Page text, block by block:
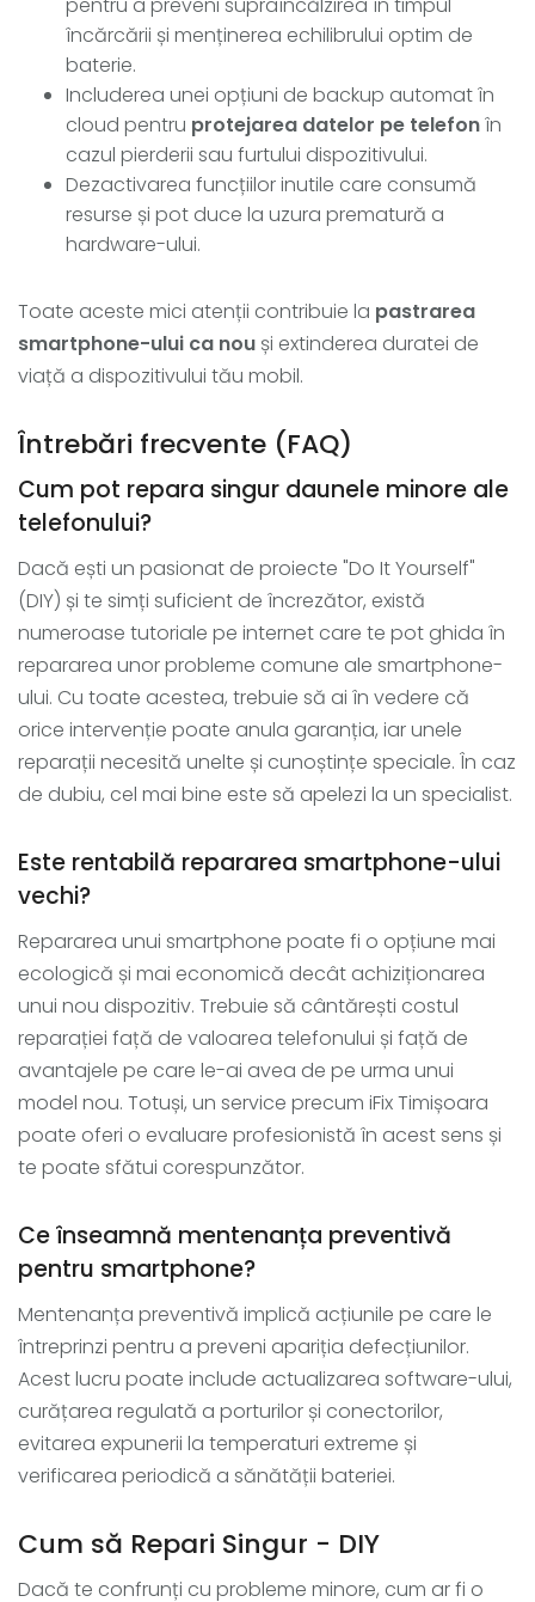
încărcării și menținerea echilibrului optim de
baterie.
Includerea unei opțiuni de backup automat în
cloud pentru protejarea datelor pe telefonîn
cazul pierderii sau furtului dispozitivului.
Dezactivarea funcțiilor inutile care consumă
resurse și pot duce la uzura prematură a
hardware-ului.
Toate aceste mici atenții contribuie la pastrarea
smartphone-ului ca nou și extinderea duratei de
viață a dispozitivului tău mobil.
Întrebări frecvente (FAQ)
Cum pot repara singur daunele minore ale
telefonului?
Dacă ești un pasionat de proiecte "Do It Yourself"
(DIY) și te simți suficient de încrezător, există
numeroase tutoriale pe internet care te pot ghida în
repararea unor probleme comune ale smartphone-
ului. Cu toate acestea, trebuie să ai în vedere că
orice intervenție poate anula garanția, iar unele
reparații necesită unelte și cunoștințe speciale. În caz
de dubiu, cel mai bine este să apelezi la un specialist.
Este rentabilă repararea smartphone-ului
vechi?
Repararea unui smartphone poate fi o opțiune mai
ecologică și mai economică decât achiziționarea
unui nou dispozitiv. Trebuie să cântărești costul
reparației față de valoarea telefonului și față de
avantajele pe care le-ai avea de pe urma unui
model nou. Totuși, un service precum iFix Timișoara
poate oferi o evaluare profesionistă în acest sens și
te poate sfătui corespunzător.
Ce înseamnă mentenanța preventivă
pentru smartphone?
Mentenanța preventivă implică acțiunile pe care le
întreprinzi pentru a preveni apariția defecțiunilor.
Acest lucru poate include actualizarea software-ului,
curățarea regulată a porturilor și conectorilor,
evitarea expunerii la temperaturi extreme și
verificarea periodică a sănătății bateriei.
Cum să Repari Singur - DIY
Dacă te confrunți cu probleme minore, cum ar fi o